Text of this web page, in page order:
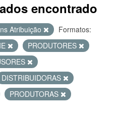
encontrado
Atribuição
Formatos:
PRODUTORES
DISTRIBUIDORAS
PRODUTORAS